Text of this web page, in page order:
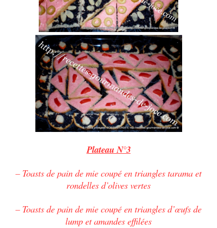
Plateau N°3
– Toasts de pain de mie coupé en triangles tarama et
rondelles d’olives vertes
– Toasts de pain de mie coupé en triangles d’œufs de
lump et amandes effilées